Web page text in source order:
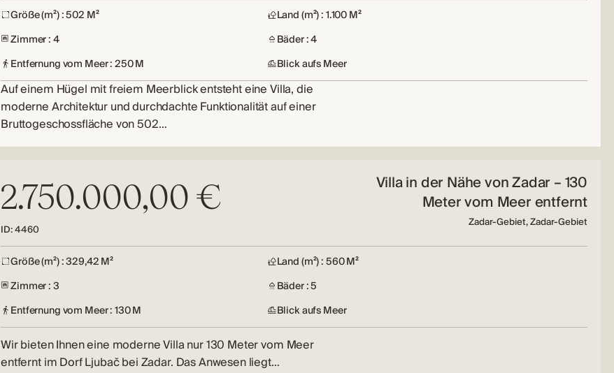
Größe (m²) : 502 M²
Land (m²) : 1.100 M²
Zimmer : 4
Bäder : 4
Entfernung vom Meer : 250 M
Blick aufs Meer
Auf einem Hügel mit freiem Meerblick entsteht eine Villa, die
moderne Architektur und durchdachte Funktionalität auf einer
Bruttogeschossfläche von 502…
2.750.000,00 €
ID: 4460
Villa in der Nähe von Zadar – 130
Meter vom Meer entfernt
Zadar-Gebiet, Zadar-Gebiet
Größe (m²) : 329,42 M²
Land (m²) : 560 M²
Zimmer : 3
Bäder : 5
Entfernung vom Meer : 130 M
Blick aufs Meer
Wir bieten Ihnen eine moderne Villa nur 130 Meter vom Meer
entfernt im Dorf Ljubač bei Zadar. Das Anwesen liegt…